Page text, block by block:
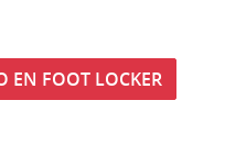
EN FOOT LOCKER